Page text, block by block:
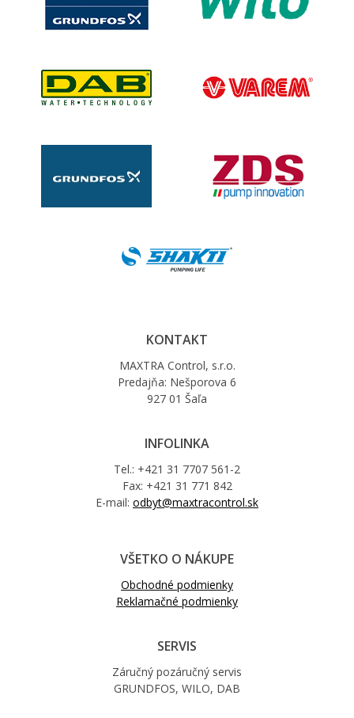
KONTAKT
MAXTRA Control, s.r.o.
Predajňa: Nešporova 6
927 01 Šaľa
INFOLINKA
Tel.: +421 31 7707 561-2
Fax: +421 31 771 842
E-mail: odbyt@maxtracontrol.sk
VŠETKO O NÁKUPE
Obchodné podmienky
Reklamačné podmienky
SERVIS
Záručný pozáručný servis
GRUNDFOS, WILO, DAB